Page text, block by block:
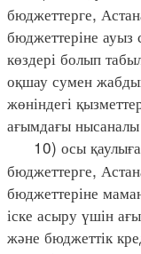
бюджеттерге,
бюджеттеріне
көздері болып
оқшау сумен
жөніндегі
ағымдағы
10) осы қаулыға
бюджеттерге,
бюджеттеріне
іске асыру үшін
және бюджеттік